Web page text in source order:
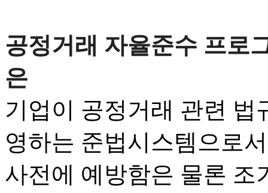
공정거래 자율준수 프로
은
기업이 공정거래 관련 법
영하는 준법시스템으로
사전에 예방함은 물론 조